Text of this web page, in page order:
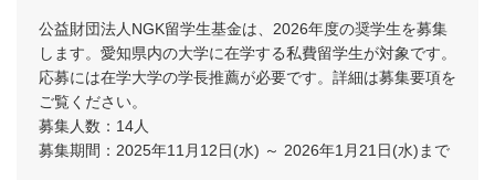
公益財団法人NGK留学生基金は、2026年度の奨学生を募集
します。愛知県内の大学に在学する私費留学生が対象です。
応募には在学大学の学長推薦が必要です。詳細は募集要項を
ご覧ください。
募集人数：14人
募集期間：2025年11月12日(水) ～ 2026年1月21日(水)まで